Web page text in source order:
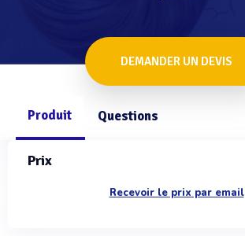
DEMANDER UN DEVIS
Produit Questions
Prix
Recevoir le prix par email